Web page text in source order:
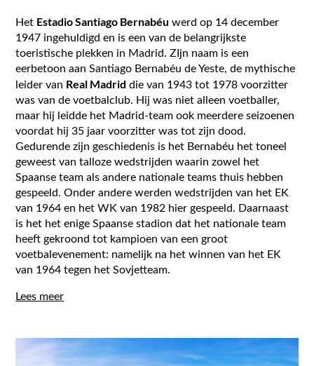
Het Estadio Santiago Bernabéu werd op 14 december
1947 ingehuldigd en is een van de belangrijkste
toeristische plekken in Madrid. ZIjn naam is een
eerbetoon aan Santiago Bernabéu de Yeste, de mythische
leider van Real Madrid die van 1943 tot 1978 voorzitter
was van de voetbalclub. Hij was niet alleen voetballer,
maar hij leidde het Madrid-team ook meerdere seizoenen
voordat hij 35 jaar voorzitter was tot zijn dood.
Gedurende zijn geschiedenis is het Bernabéu het toneel
geweest van talloze wedstrijden waarin zowel het
Spaanse team als andere nationale teams thuis hebben
gespeeld. Onder andere werden wedstrijden van het EK
van 1964 en het WK van 1982 hier gespeeld. Daarnaast
is het het enige Spaanse stadion dat het nationale team
heeft gekroond tot kampioen van een groot
voetbalevenement: namelijk na het winnen van het EK
van 1964 tegen het Sovjetteam.
Lees meer